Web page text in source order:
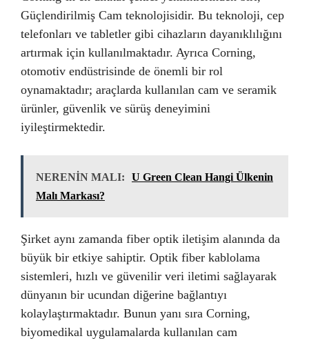
Güçlendirilmiş Cam teknolojisidir. Bu teknoloji, cep
telefonları ve tabletler gibi cihazların dayanıklılığını
artırmak için kullanılmaktadır. Ayrıca Corning,
otomotiv endüstrisinde de önemli bir rol
oynamaktadır; araçlarda kullanılan cam ve seramik
ürünler, güvenlik ve sürüş deneyimini
iyileştirmektedir.
NERENİN MALI:
U Green Clean Hangi Ülkenin
Malı Markası?
Şirket aynı zamanda fiber optik iletişim alanında da
büyük bir etkiye sahiptir. Optik fiber kablolama
sistemleri, hızlı ve güvenilir veri iletimi sağlayarak
dünyanın bir ucundan diğerine bağlantıyı
kolaylaştırmaktadır. Bunun yanı sıra Corning,
biyomedikal uygulamalarda kullanılan cam